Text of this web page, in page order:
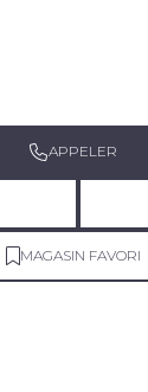
APPELER
MAGASIN FAVORI